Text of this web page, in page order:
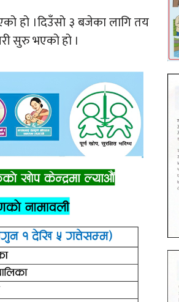
हो ।दिउँसो ३ बजेका लागि तय
सुरु भएको हो ।